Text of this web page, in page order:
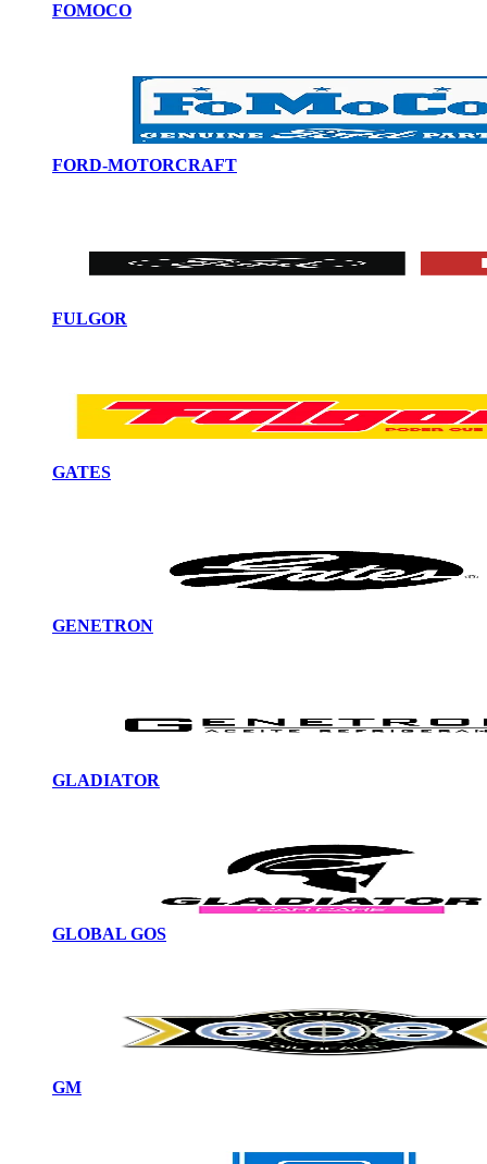
FOMOCO
FORD-MOTORCRAFT
FULGOR
GATES
GENETRON
GLADIATOR
GLOBAL GOS
GM